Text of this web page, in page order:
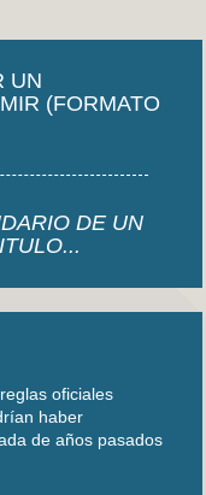
UN
(FORMATO
DE UN
oficiales
haber
de años pasados